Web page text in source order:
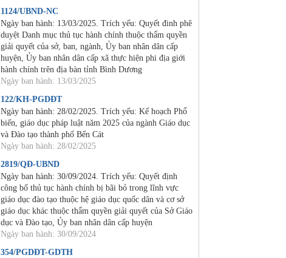
1124/UBND-NC
Ngày ban hành: 13/03/2025. Trích yếu: Quyết đinh phê
duyệt Danh mục thủ tục hành chính thuộc thẩm quyền
giải quyết của sở, ban, ngành, Ủy ban nhân dân cấp
huyện, Ủy ban nhân dân cấp xã thực hiện phi địa giới
hành chính trên địa bàn tỉnh Bình Dương
Ngày ban hành: 13/03/2025
122/KH-PGDĐT
Ngày ban hành: 28/02/2025. Trích yếu: Kế hoạch Phổ
biến, giáo dục pháp luật năm 2025 của ngành Giáo dục
và Đào tạo thành phố Bến Cát
Ngày ban hành: 28/02/2025
2819/QĐ-UBND
Ngày ban hành: 30/09/2024. Trích yếu: Quyết định
công bố thủ tục hành chính bị bãi bỏ trong lĩnh vực
giáo dục đào tạo thuộc hệ giáo dục quốc dân và cơ sở
giáo dục khác thuộc thẩm quyền giải quyết của Sở Giáo
dục và Đào tạo, Ủy ban nhân dân cấp huyện
Ngày ban hành: 30/09/2024
354/PGDĐT-GDTH